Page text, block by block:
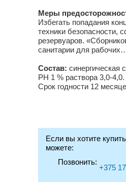
Меры
Избегать попадания
техники безопасности,
резервуаров.
санитарии для
Состав: синергическая
РН 1 % раствора 3,0-4,0.
Срок годности 12
Если вы хотите
можете:
Позвонить:
+375